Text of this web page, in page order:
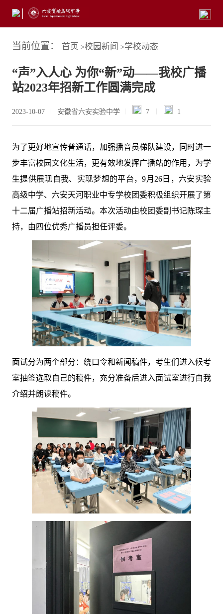
当前位置： 首页 >校园新闻 >学校动态
“声”入人心 为你“新”动——我校广播
站2023年招新工作圆满完成
2023-10-07 安徽省六安实验中学 7 1
为了更好地宣传普通话，加强播音员梯队建设，同时进一
步丰富校园文化生活，更有效地发挥广播站的作用，为学
生提供展现自我、实现梦想的平台，9月26日，六安实验
高级中学、六安天河职业中专学校团委积极组织开展了第
十二届广播站招新活动。本次活动由校团委副书记陈琛主
持，由四位优秀广播员担任评委。
面试分为两个部分：绕口令和新闻稿件，考生们进入候考
室抽签选取自己的稿件，充分准备后进入面试室进行自我
介绍并朗读稿件。